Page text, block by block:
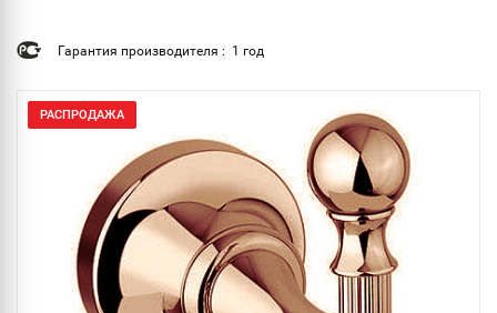
Гарантия производителя : 1 год
РАСПРОДАЖА